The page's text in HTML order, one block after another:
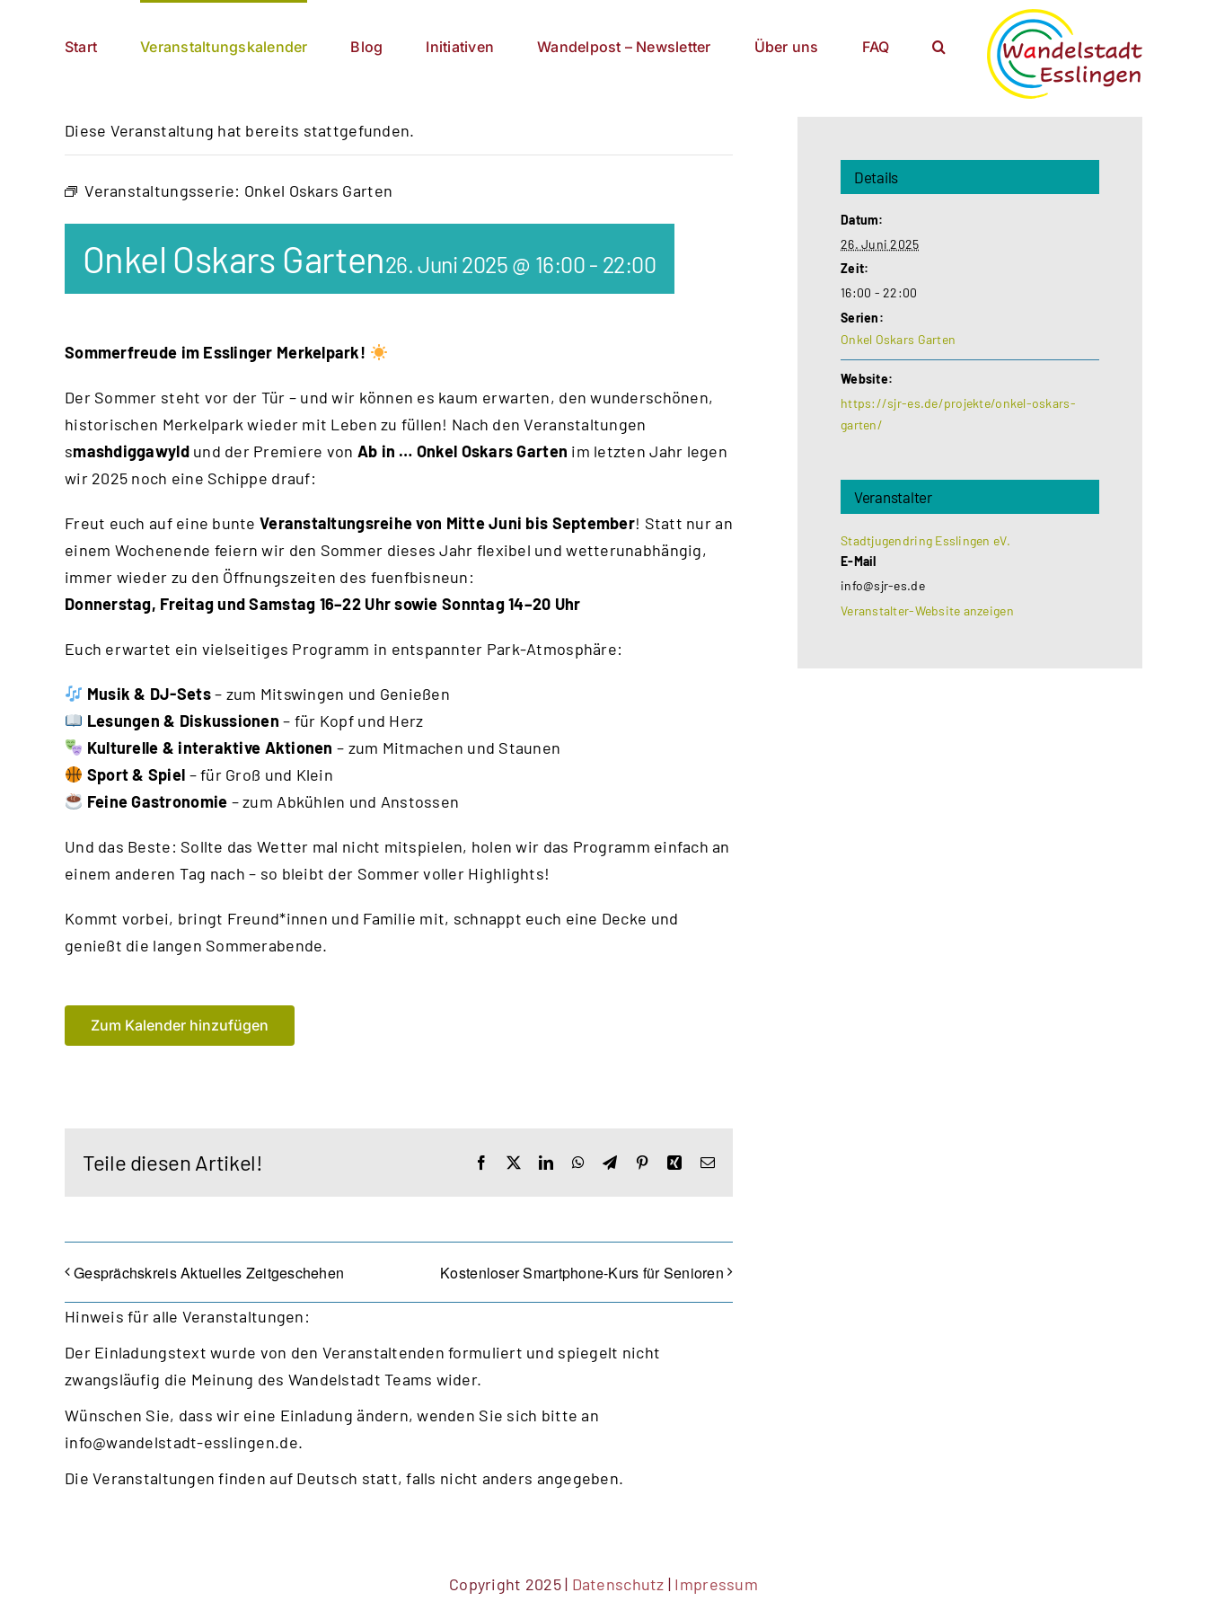
Start Veranstaltungskalender Blog Initiativen Wandelpost – Newsletter Über uns FAQ
Diese Veranstaltung hat bereits stattgefunden.
Veranstaltungsserie: Onkel Oskars Garten
Onkel Oskars Garten26. Juni 2025 @ 16:00 - 22:00
Sommerfreude im Esslinger Merkelpark!
Der Sommer steht vor der Tür – und wir können es kaum erwarten, den wunderschönen,
historischen Merkelpark wieder mit Leben zu füllen! Nach den Veranstaltungen
smashdiggawyldund der Premiere von Ab in … Onkel Oskars Garten im letzten Jahr legen
wir 2025 noch eine Schippe drauf:
Freut euch auf eine bunteVeranstaltungsreihe von Mitte Juni bis September! Statt nur an
einem Wochenende feiern wir den Sommer dieses Jahr flexibel und wetterunabhängig,
immer wieder zu den Öffnungszeiten des fuenfbisneun:
Donnerstag, Freitag und Samstag 16–22 Uhr sowie Sonntag 14–20 Uhr
Euch erwartet ein vielseitiges Programm in entspannter Park-Atmosphäre:
Musik & DJ-Sets– zum Mitswingen und Genießen
Lesungen & Diskussionen – für Kopf und Herz
Kulturelle & interaktive Aktionen – zum Mitmachen und Staunen
Sport & Spiel – für Groß und Klein
Feine Gastronomie – zum Abkühlen und Anstossen
Und das Beste: Sollte das Wetter mal nicht mitspielen, holen wir das Programm einfach an
einem anderen Tag nach – so bleibt der Sommer voller Highlights!
Kommt vorbei, bringt Freund*innen und Familie mit, schnappt euch eine Decke und
genießt die langen Sommerabende.
Zum Kalender hinzufügen
Teile diesen Artikel! Facebook LinkedInWhatsApp
TelegramPinterestXingE-
Gesprächskreis Aktuelles Zeitgeschehen Kostenloser Smartphone-Kurs für Senioren
Hinweis für alle Veranstaltungen:
Der Einladungstext wurde von den Veranstaltenden formuliert und spiegelt nicht
zwangsläufig die Meinung des Wandelstadt Teams wider.
Wünschen Sie, dass wir eine Einladung ändern, wenden Sie sich bitte an
info@wandelstadt-esslingen.de.
Die Veranstaltungen finden auf Deutsch statt, falls nicht anders angegeben.
Details
Datum:
26. Juni 2025
Zeit:
16:00 - 22:00
Serien:
Onkel Oskars Garten
Website:
https://sjr-es.de/projekte/onkel-oskars-
garten/
Veranstalter
Stadtjugendring Esslingen eV.
E-Mail
info@sjr-es.de
Veranstalter-Website anzeigen
Copyright 2025 | Datenschutz | Impressum